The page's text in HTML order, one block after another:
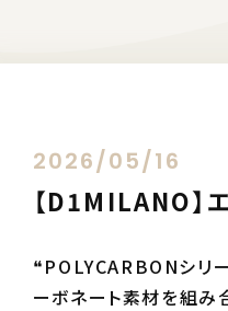
2026/05/16
【D1MILANO】
❝POLYCARBONシリ
ーボネート素材を組み